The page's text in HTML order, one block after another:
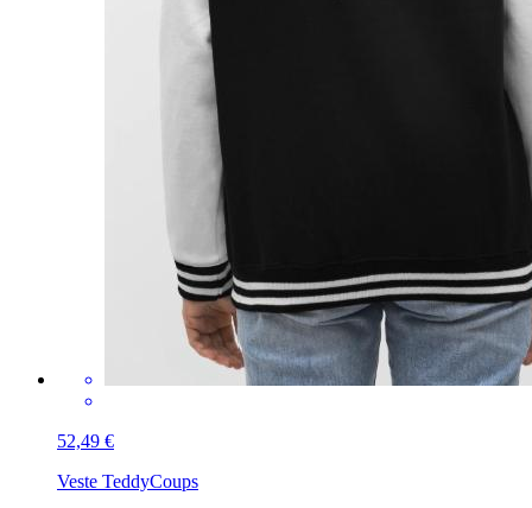
52,49 €
Veste TeddyCoups